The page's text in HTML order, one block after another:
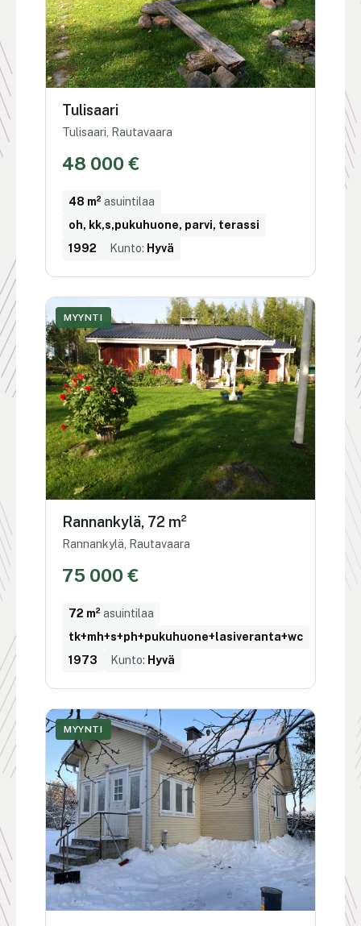
Tulisaari
Tulisaari, Rautavaara
48 000 €
48 m² asuintilaa
oh, kk,s,pukuhuone, parvi, terassi
1992
Kunto: Hyvä
MYYNTI
Rannankylä, 72 m²
Rannankylä, Rautavaara
75 000 €
72 m² asuintilaa
tk+mh+s+ph+pukuhuone+lasiveranta+wc
1973
Kunto: Hyvä
MYYNTI